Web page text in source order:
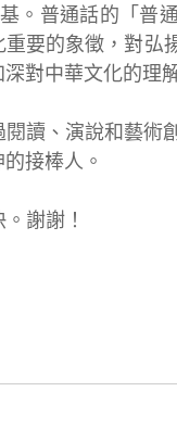
普通話的「普
要的象徵，對弘
對中華文化的理
、演說和藝術
接棒人。
謝謝！